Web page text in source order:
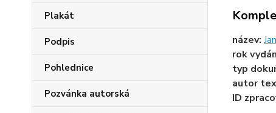
Plakát
Podpis
Pohlednice
Pozvánka autorská
název:
rok
typ
autor
ID